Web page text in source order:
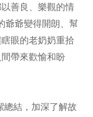
善良、樂觀的情
爺爺變得開朗、幫
眼的老奶奶重拾
帶來歡愉和盼
總結，加深了解故